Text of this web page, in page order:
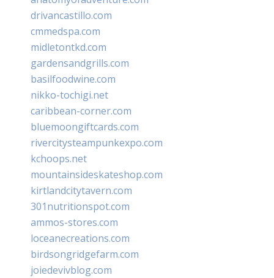
drivancastillo.com
cmmedspa.com
midletontkd.com
gardensandgrills.com
basilfoodwine.com
nikko-tochigi.net
caribbean-corner.com
bluemoongiftcards.com
rivercitysteampunkexpo.com
kchoops.net
mountainsideskateshop.com
kirtlandcitytavern.com
301nutritionspot.com
ammos-stores.com
loceanecreations.com
birdsongridgefarm.com
joiedevivblog.com